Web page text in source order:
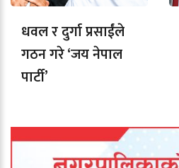
धवल र दुर्गा प्रसाईंले
गठन गरे ‘जय नेपाल
पार्टी’